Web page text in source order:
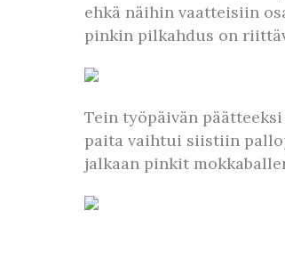
ehkä näihin vaatteisiin
pinkin pilkahdus on
Tein työpäivän
paita vaihtui siistiin
jalkaan pinkit